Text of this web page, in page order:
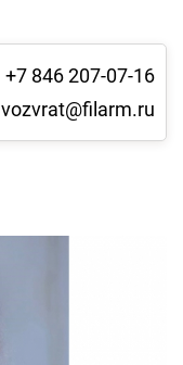
+7 846 207-07-16
vozvrat@filarm.ru